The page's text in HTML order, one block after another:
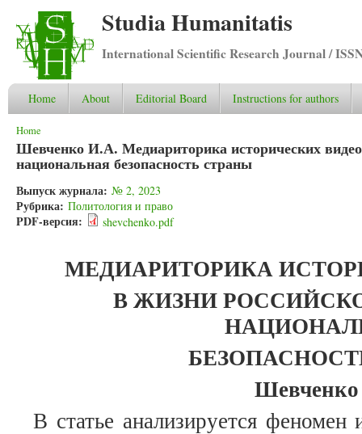
Studia Humanitatis
International Scientific Research Journal /
Home About Editorial Board Instructions for authors
You are here
Home
Шевченко И.А. Медиариторика исторических
национальная безопасность страны
Выпуск журнала: № 2, 2023
Рубрика: Политология и право
PDF-версия: shevchenko.pdf
МЕДИАРИТОРИКА
В ЖИЗНИ
В статье анализируется